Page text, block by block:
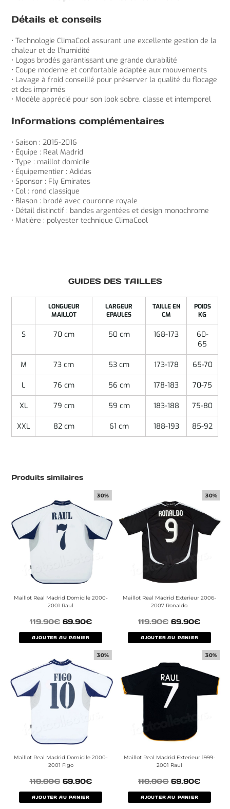
Détails et conseils
• Technologie ClimaCool assurant une excellente gestion de la
chaleur et de l’humidité
• Logos brodés garantissant une grande durabilité
• Coupe moderne et confortable adaptée aux mouvements
• Lavage à froid conseillé pour préserver la qualité du flocage
et des imprimés
• Modèle apprécié pour son look sobre, classe et intemporel
Informations complémentaires
• Saison : 2015-2016
• Équipe : Real Madrid
• Type : maillot domicile
• Équipementier : Adidas
• Sponsor : Fly Emirates
• Col : rond classique
• Blason : brodé avec couronne royale
• Détail distinctif : bandes argentées et design monochrome
• Matière : polyester technique ClimaCool
GUIDES DES TAILLES
LONGUEUR
MAILLOT
LARGEUR
EPAULES
TAILLE EN
CM
POIDS
KG
S 70 cm 50 cm 168-173
60-
65
M 73 cm 53 cm 173-178 65-70
L 76 cm 56 cm 178-183 70-75
XL 79 cm 59 cm 183-188 75-80
XXL 82 cm 61 cm 188-193 85-92
Produits similaires
30%
Maillot Real Madrid Domicile 2000-
2001 Raul
119.90€ 69.90€
AJOUTER AU PANIER
30%
Maillot Real Madrid Exterieur 2006-
2007 Ronaldo
119.90€ 69.90€
AJOUTER AU PANIER
30%
Maillot Real Madrid Domicile 2000-
2001 Figo
119.90€ 69.90€
AJOUTER AU PANIER
30%
Maillot Real Madrid Exterieur 1999-
2001 Raul
119.90€ 69.90€
AJOUTER AU PANIER